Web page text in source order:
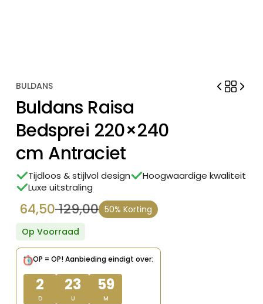
BULDANS
Buldans Raisa
Bedsprei 220×240
cm Antraciet
Tijdloos & stijlvol design
Hoogwaardige kwaliteit
Luxe uitstraling
129,00
Oorspronkelijke
prijs
was:
€ 129,00.
64,50
Huidige
prijs
is:
€ 64,50.
50% Korting
Op Voorraad
OP = OP!Aanbieding eindigt over:
2
D
23
U
59
M